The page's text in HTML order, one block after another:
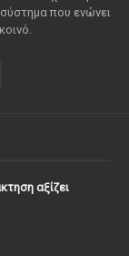
που ενώνει
αξίζει